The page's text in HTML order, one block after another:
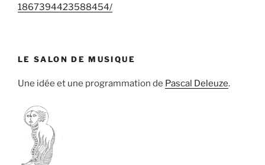
1867394423588454/
LE SALON DE MUSIQUE
Une idée et une programmation de Pascal Deleuze.